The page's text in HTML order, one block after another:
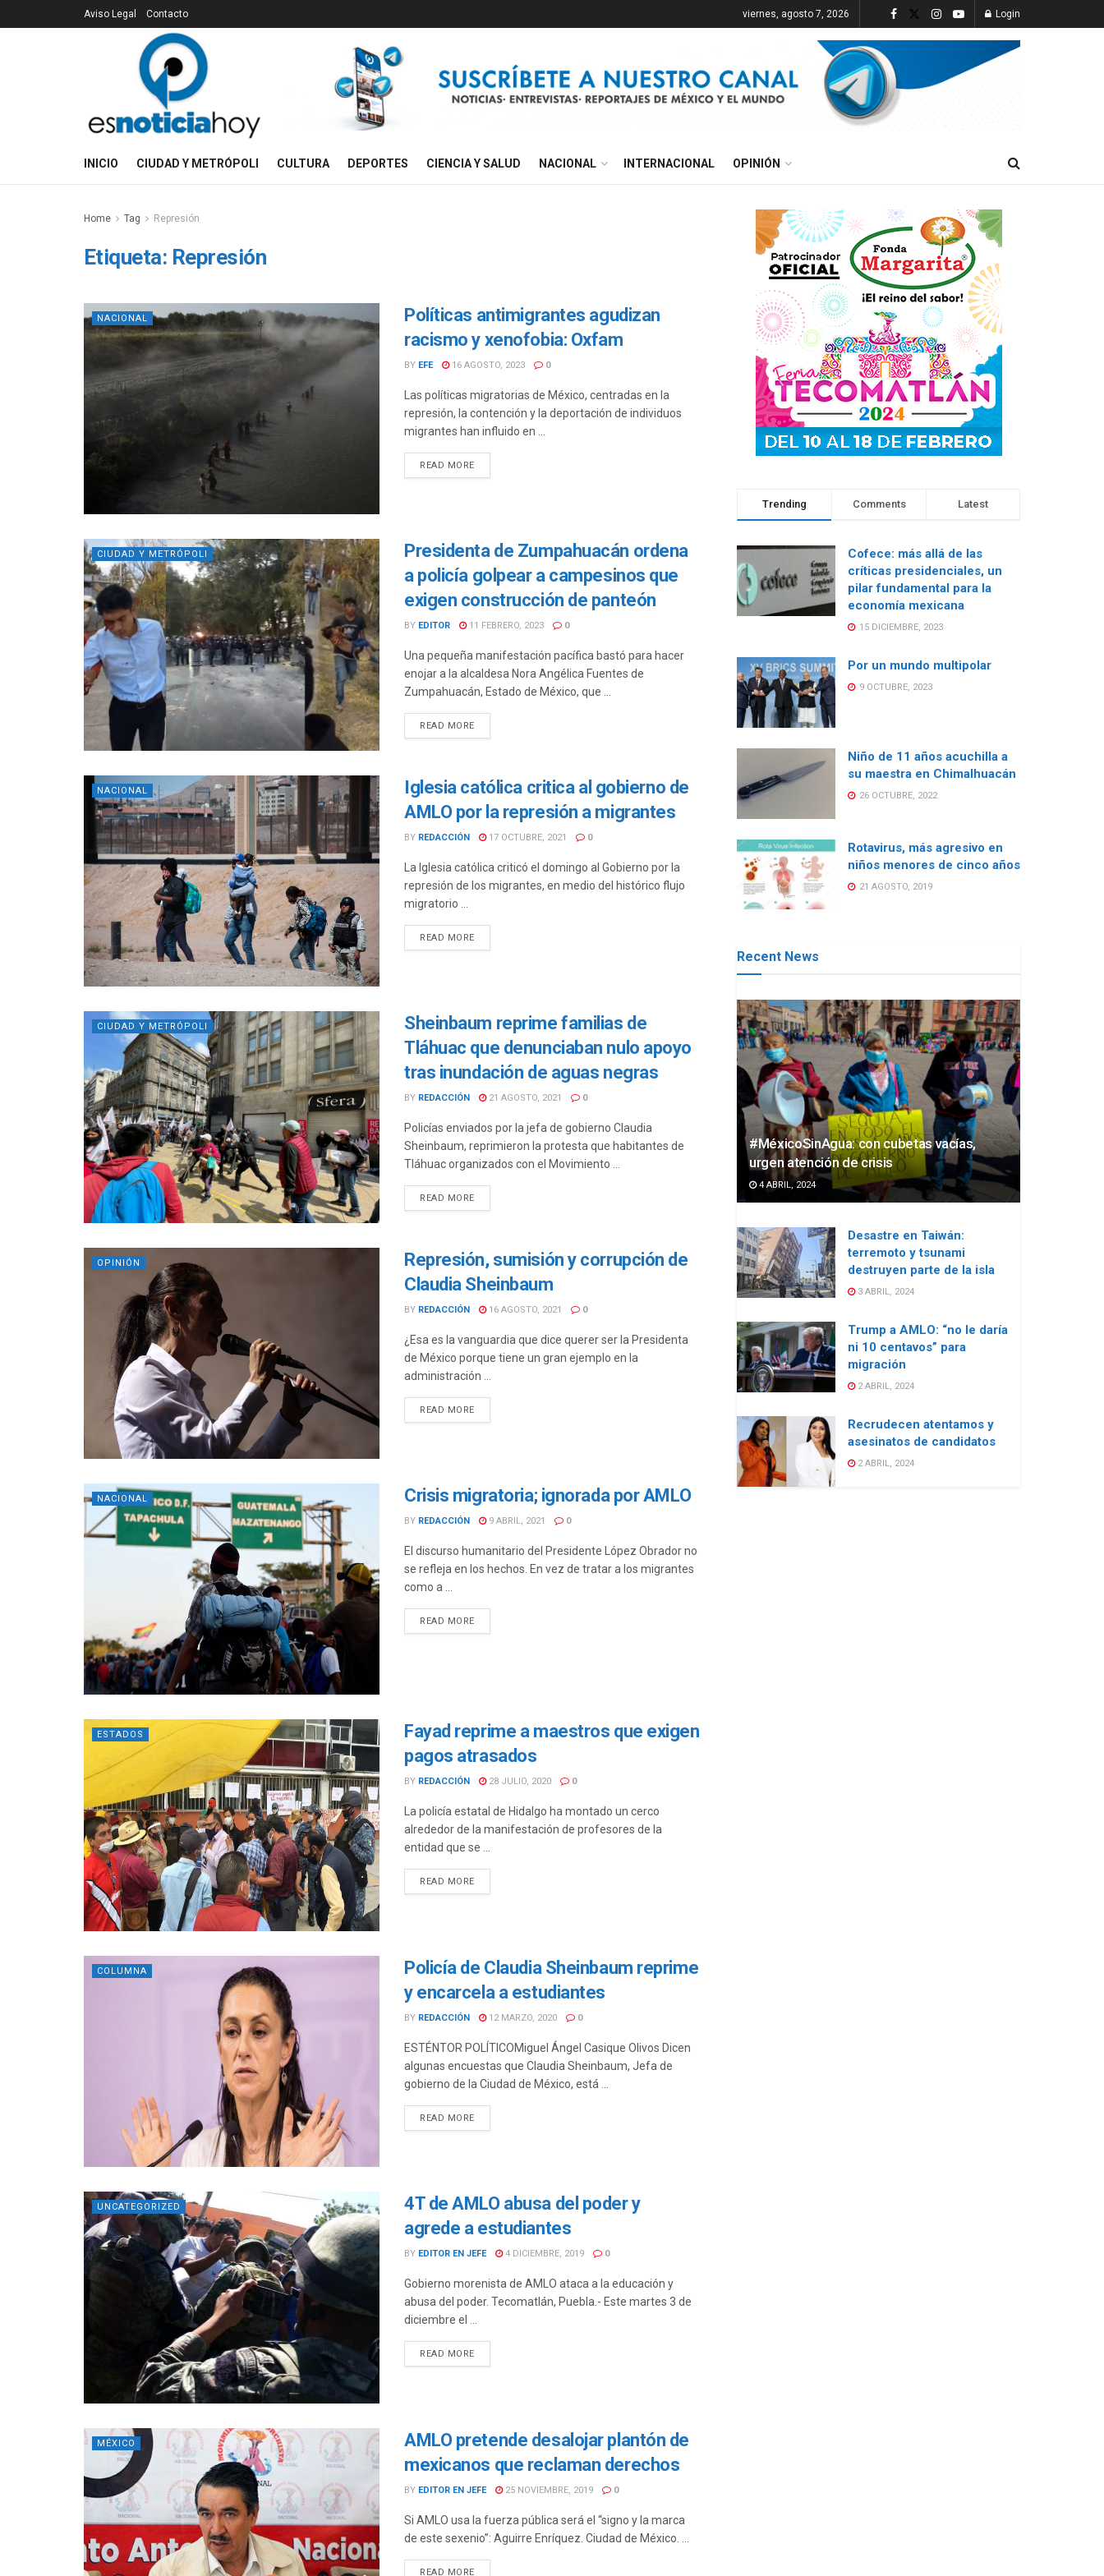
Aviso Legal Contacto viernes, agosto 7, 2026 Login
INICIO CIUDAD Y METRÓPOLI CULTURA DEPORTES CIENCIA Y SALUD NACIONAL INTERNACIONAL OPINIÓN
Home Tag Represión
Etiqueta: Represión
NACIONAL
Políticas antimigrantes agudizan
racismo y xenofobia: Oxfam
BY EFE 16 AGOSTO, 2023 0
Las políticas migratorias de México, centradas en la
represión, la contención y la deportación de individuos
migrantes han influido en ...
READ MOREDETAILS
CIUDAD Y METRÓPOLI
Presidenta de Zumpahuacán ordena
a policía golpear a campesinos que
exigen construcción de panteón
BY EDITOR 11 FEBRERO, 2023 0
Una pequeña manifestación pacífica bastó para hacer
enojar a la alcaldesa Nora Angélica Fuentes de
Zumpahuacán, Estado de México, que ...
READ MOREDETAILS
NACIONAL
Iglesia católica critica al gobierno de
AMLO por la represión a migrantes
BY REDACCIÓN 17 OCTUBRE, 2021 0
La Iglesia católica criticó el domingo al Gobierno por la
represión de los migrantes, en medio del histórico flujo
migratorio ...
READ MOREDETAILS
CIUDAD Y METRÓPOLI
Sheinbaum reprime familias de
Tláhuac que denunciaban nulo apoyo
tras inundación de aguas negras
BY REDACCIÓN 21 AGOSTO, 2021 0
Policías enviados por la jefa de gobierno Claudia
Sheinbaum, reprimieron la protesta que habitantes de
Tláhuac organizados con el Movimiento ...
READ MOREDETAILS
OPINIÓN
Represión, sumisión y corrupción de
Claudia Sheinbaum
BY REDACCIÓN 16 AGOSTO, 2021 0
¿Esa es la vanguardia que dice querer ser la Presidenta
de México porque tiene un gran ejemplo en la
administración ...
READ MOREDETAILS
NACIONAL Crisis migratoria; ignorada por AMLO
BY REDACCIÓN 9 ABRIL, 2021 0
El discurso humanitario del Presidente López Obrador no
se refleja en los hechos. En vez de tratar a los migrantes
como a ...
READ MOREDETAILS
ESTADOS
Fayad reprime a maestros que exigen
pagos atrasados
BY REDACCIÓN 28 JULIO, 2020 0
La policía estatal de Hidalgo ha montado un cerco
alrededor de la manifestación de profesores de la
entidad que se ...
READ MOREDETAILS
COLUMNA
Policía de Claudia Sheinbaum reprime
y encarcela a estudiantes
BY REDACCIÓN 12 MARZO, 2020 0
ESTÉNTOR POLÍTICOMiguel Ángel Casique Olivos Dicen
algunas encuestas que Claudia Sheinbaum, Jefa de
gobierno de la Ciudad de México, está ...
READ MOREDETAILS
UNCATEGORIZED
4T de AMLO abusa del poder y
agrede a estudiantes
BY EDITOR EN JEFE 4 DICIEMBRE, 2019 0
Gobierno morenista de AMLO ataca a la educación y
abusa del poder. Tecomatlán, Puebla.- Este martes 3 de
diciembre el ...
READ MOREDETAILS
MÉXICO
AMLO pretende desalojar plantón de
mexicanos que reclaman derechos
BY EDITOR EN JEFE 25 NOVIEMBRE, 2019 0
Si AMLO usa la fuerza pública será el “signo y la marca
de este sexenio”: Aguirre Enríquez. Ciudad de México. ...
READ MOREDETAILS
Trending Comments Latest
Cofece: más allá de las
críticas presidenciales, un
pilar fundamental para la
economía mexicana
15 DICIEMBRE, 2023
Por un mundo multipolar
9 OCTUBRE, 2023
Niño de 11 años acuchilla a
su maestra en Chimalhuacán
26 OCTUBRE, 2022
Rotavirus, más agresivo en
niños menores de cinco años
21 AGOSTO, 2019
Recent News
#MéxicoSinAgua: con cubetas vacías,
urgen atención de crisis
4 ABRIL, 2024
Desastre en Taiwán:
terremoto y tsunami
destruyen parte de la isla
3 ABRIL, 2024
Trump a AMLO: “no le daría
ni 10 centavos” para
migración
2 ABRIL, 2024
Recrudecen atentamos y
asesinatos de candidatos
2 ABRIL, 2024